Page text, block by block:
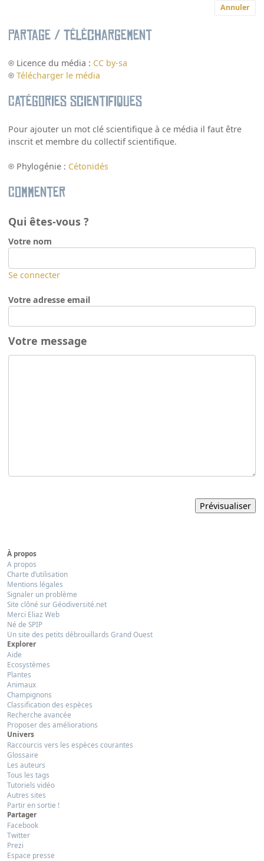
Annuler
Partage / Téléchargement
Licence du média : CC by-sa
Télécharger le média
Catégories scientifiques
Pour ajouter un mot clé scientifique à ce média il faut être
inscrit et membre du collectif scientifique.
Phylogénie : Cétonidés
Commenter
Qui êtes-vous ?
Votre nom
Se connecter
Votre adresse email
Votre message
À propos
A propos
Charte d’utilisation
Mentions légales
Signaler un problème
Site clôné sur Géodiversité.net
Merci Eliaz Web
Né de SPIP
Un site des petits débrouillards Grand Ouest
Explorer
Aide
Ecosystèmes
Plantes
Animaux
Champignons
Classification des espèces
Recherche avancée
Proposer des améliorations
Univers
Raccourcis vers les espèces courantes
Glossaire
Les auteurs
Tous les tags
Tutoriels vidéo
Autres sites
Partir en sortie !
Partager
Facebook
Twitter
Prezi
Espace presse